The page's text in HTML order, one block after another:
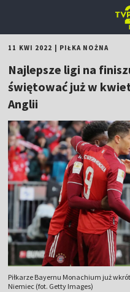
11 KWI 2022 PIŁKA NOŻNA
Najlepsze ligi na
świętować już w
Anglii
Piłkarze Bayernu Monachium już
Niemiec (fot. Getty Images)